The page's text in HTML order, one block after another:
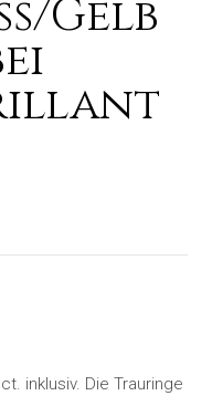
Gelb
inklusiv. Die Trauringe